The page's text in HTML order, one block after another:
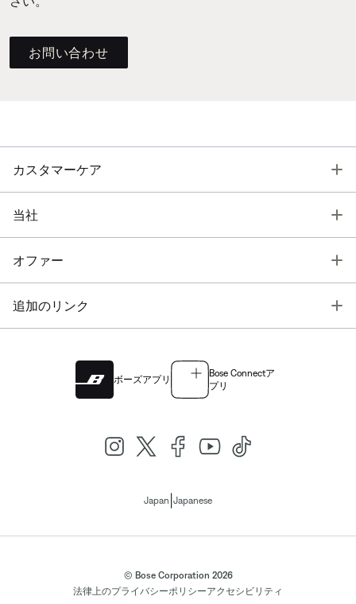
お問い合わせ
カスタマーケア
当社
オファー
追加のリンク
ボーズアプリ
Bose Connectア
プリ
Japan Japanese
© Bose Corporation 2026
法律上のプライバシーポリシーアクセシビリティ